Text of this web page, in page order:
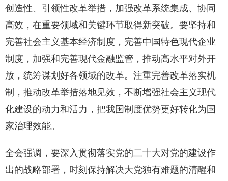
创造性、引领性改革举措，加强改革系统集成、协同
高效，在重要领域和关键环节取得新突破。要坚持和
完善社会主义基本经济制度，完善中国特色现代企业
制度，加强和完善现代金融监管，推动高水平对外开
放，统筹谋划好各领域的改革。注重完善改革落实机
制，推动改革举措落地见效，不断增强社会主义现代
化建设的动力和活力，把我国制度优势更好转化为国
家治理效能。
全会强调，要深入贯彻落实党的二十大对党的建设作
出的战略部署，时刻保持解决大党独有难题的清醒和